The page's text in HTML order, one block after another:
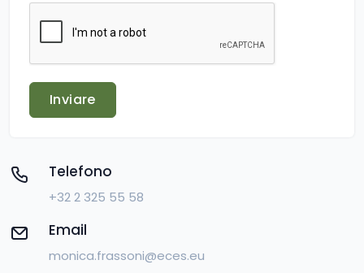
Inviare
Telefono
+32 2 325 55 58
Email
monica.frassoni@eces.eu